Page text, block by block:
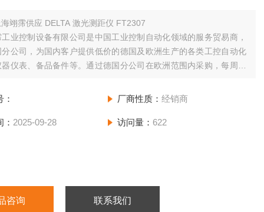
海翊霈供应 DELTA 激光测距仪 FT2307
工业控制设备有限公司是中国工业控制自动化领域的服务贸易商，
公司，为国内客户提供低价的德国及欧洲生产的各类工控自动化
仪表、备品备件等。通过德国分公司在欧洲范围内采购，每周日
运发货一次，为您缩短货期。
厂商性质： 经销商
2025-09-28 访问量： 622
咨询 联系我们